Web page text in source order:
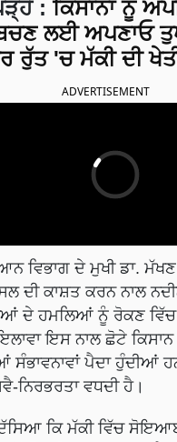
:ਕਿਸਾਨਾਂ ਨੂੰ
ਲਈ ਅਪਣਾਓ
ਰੁੱਤ 'ਚ ਮੱਕੀ ਦੀ
ADVERTISEMENT
ਵਿਭਾਗ ਦੇ ਮੁਖੀ ਡਾ.
ਦੀ ਕਾਸ਼ਤ ਕਰਨ ਨਾਲ
ਦੇ ਹਮਲਿਆਂ ਨੂੰ ਰੋਕਣ ਵਿੱਚ
ਇਸ ਨਾਲ ਛੋਟੇ ਕਿਸਾਨ
ਸੰਭਾਵਨਾਵਾਂ ਪੈਦਾ ਹੁੰਦੀਆਂ
ਨਿਰਭਰਤਾ ਵਧਦੀ ਹੈ।
ਕਿ ਮੱਕੀ ਵਿੱਚ